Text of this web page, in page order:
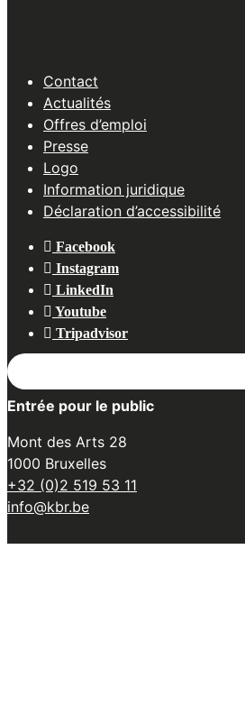
Contact
Actualités
Offres d’emploi
Presse
Logo
Information juridique
Déclaration d’accessibilité
Facebook
Instagram
LinkedIn
Youtube
Tripadvisor
Entrée pour le public
Mont des Arts 28
1000 Bruxelles
+32 (0)2 519 53 11
info@kbr.be